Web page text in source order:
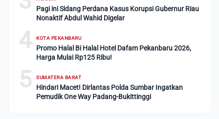
Pagi ini Sidang Perdana Kasus Korupsi Gubernur Riau
Nonaktif Abdul Wahid Digelar
4 KOTA PEKANBARU
Promo Halal Bi Halal Hotel Dafam Pekanbaru 2026,
Harga Mulai Rp125 Ribu!
5 SUMATERA BARAT
Hindari Macet! Dirlantas Polda Sumbar Ingatkan
Pemudik One Way Padang-Bukittinggi